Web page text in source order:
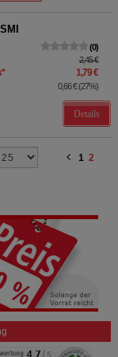
0
2,45 €
* 1,79 €
0,66 €(27%)
Details
1 2